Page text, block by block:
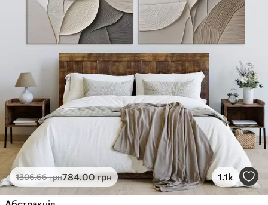
1306.66грн784.00грн 1.1k